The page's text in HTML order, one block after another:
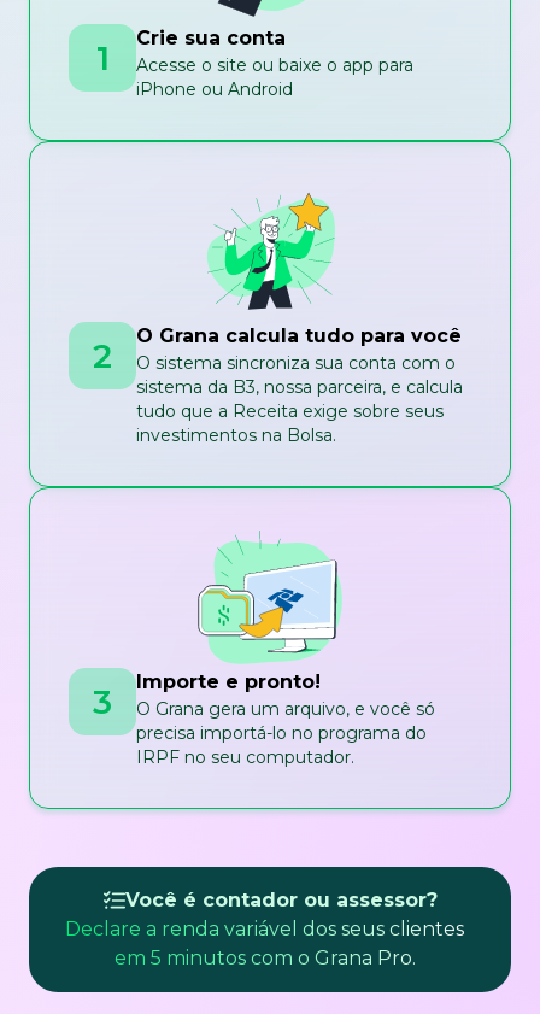
1 Crie sua conta
Acesse o site ou baixe o app para
iPhone ou Android
2 O Grana calcula tudo para você
O sistema sincroniza sua conta com o
sistema da B3, nossa parceira, e calcula
tudo que a Receita exige sobre seus
investimentos na Bolsa.
3 Importe e pronto!
O Grana gera um arquivo, e você só
precisa importá-lo no programa do
IRPF no seu computador.
Você é contador ou assessor?
Declare a renda variável dos seus clientes
em 5 minutos com o Grana Pro.